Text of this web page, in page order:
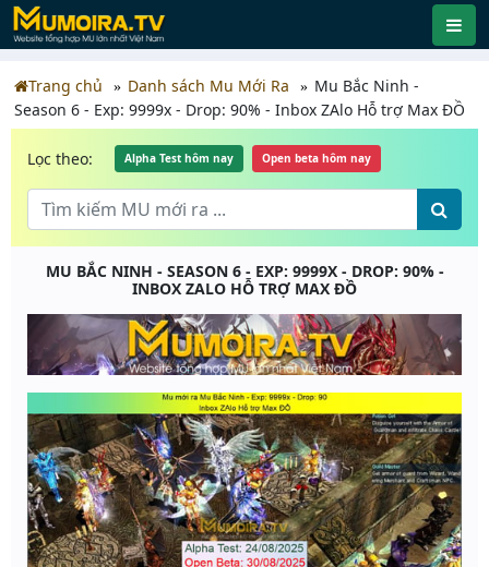
Trang chủ Danh sách Mu Mới Ra
Mu Bắc Ninh -
Season 6 - Exp: 9999x - Drop: 90% - Inbox ZAlo Hỗ trợ Max ĐỒ
Lọc theo: Alpha Test hôm nay Open beta hôm nay
MU BẮC NINH - SEASON 6 - EXP: 9999X - DROP: 90% -
INBOX ZALO HỖ TRỢ MAX ĐỒ